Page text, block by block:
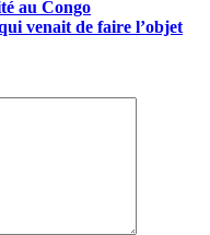
au Congo
venait de faire l’objet